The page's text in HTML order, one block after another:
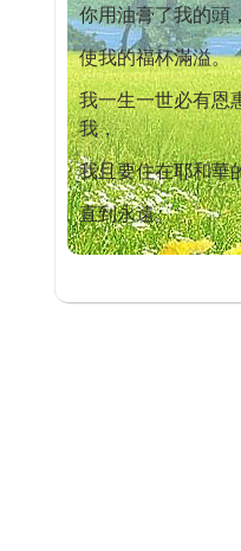
你用油膏了我的頭
使我的福杯滿溢。
我一生一世必有恩
我，
我且要住在耶和華
直到永遠。